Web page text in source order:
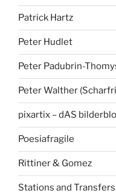
Patrick Hartz
Peter Hudlet
Peter Padubrin-
Peter Walther
pixartix – dAS
Poesiafragile
Rittiner & Gomez
Stations and